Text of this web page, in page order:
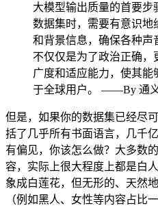
大模型输出质量的首要步
数据集时，需要有意识地
和背景信息，确保各种声
不仅仅是为了政治正确
广度和适应能力，使其
于全球用户。 ——By 通
但是，如果你的数据集已经尽
括了几乎所有书面语言，几千
有偏见，你该怎么做？大多数
容，实际上很大程度上都是白
象成白莲花，但无形的、天然
（例如黑人、女性等内容占比